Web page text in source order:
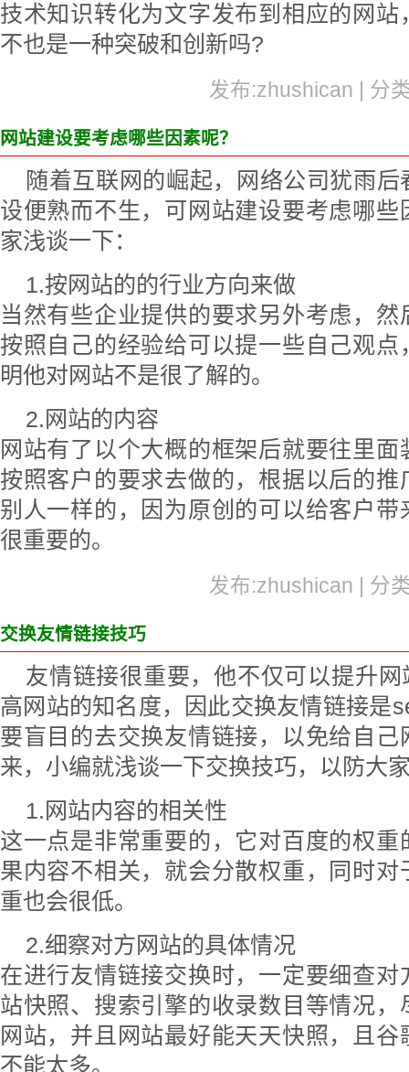
技术知识转化为文字发布到相应的网
不也是一种突破和创新吗?
发布:zhushican | 分
网站建设要考虑哪些因素呢？
随着互联网的崛起，网络公司犹雨
设便熟而不生，可网站建设要考虑哪
家浅谈一下：
1.按网站的的行业方向来做
当然有些企业提供的要求另外考虑，
按照自己的经验给可以提一些自己观
明他对网站不是很了解的。
2.网站的内容
网站有了以个大概的框架后就要往里
按照客户的要求去做的，根据以后的
别人一样的，因为原创的可以给客户
很重要的。
发布:zhushican | 分
交换友情链接技巧
友情链接很重要，他不仅可以提升
高网站的知名度，因此交换友情链接是
要盲目的去交换友情链接，以免给自
来，小编就浅谈一下交换技巧，以防大
1.网站内容的相关性
这一点是非常重要的，它对百度的权
果内容不相关，就会分散权重，同时
重也会很低。
2.细察对方网站的具体情况
在进行友情链接交换时，一定要细查
站快照、搜索引擎的收录数目等情况
网站，并且网站最好能天天快照，且
不能太多。